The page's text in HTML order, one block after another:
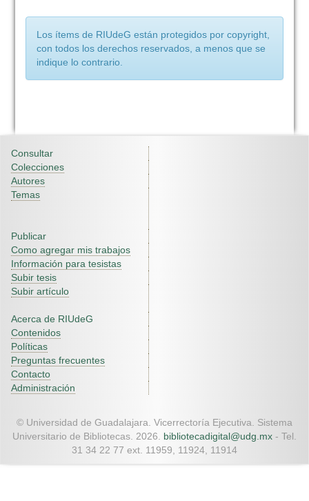
Los ítems de RIUdeG están protegidos por copyright,
con todos los derechos reservados, a menos que se
indique lo contrario.
Consultar
Colecciones
Autores
Temas
Publicar
Como agregar mis trabajos
Información para tesistas
Subir tesis
Subir artículo
Acerca de RIUdeG
Contenidos
Políticas
Preguntas frecuentes
Contacto
Administración
© Universidad de Guadalajara. Vicerrectoría Ejecutiva. Sistema
Universitario de Bibliotecas. 2026. bibliotecadigital@udg.mx - Tel.
31 34 22 77 ext. 11959, 11924, 11914